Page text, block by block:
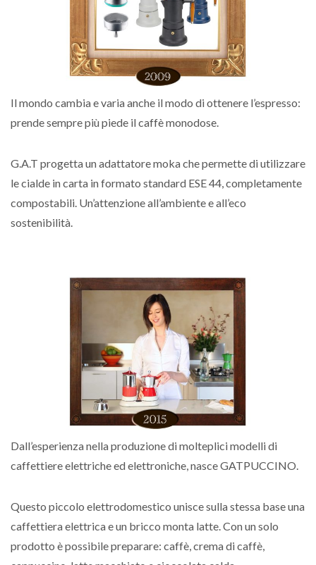
Il mondo cambia e varia anche il modo di ottenere l’espresso:
prende sempre più piede il caffè monodose.
G.A.T progetta un adattatore moka che permette di utilizzare
le cialde in carta in formato standard ESE 44, completamente
compostabili. Un’attenzione all’ambiente e all’eco
sostenibilità.
Dall’esperienza nella produzione di molteplici modelli di
caffettiere elettriche ed elettroniche, nasce GATPUCCINO.
Questo piccolo elettrodomestico unisce sulla stessa base una
caffettiera elettrica e un bricco monta latte. Con un solo
prodotto è possibile preparare: caffè, crema di caffè,